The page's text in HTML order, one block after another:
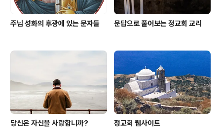
주님 성화의 후광에 있는 문자들 문답으로 풀어보는 정교회 교리
당신은 자신을 사랑합니까? 정교회 웹사이트